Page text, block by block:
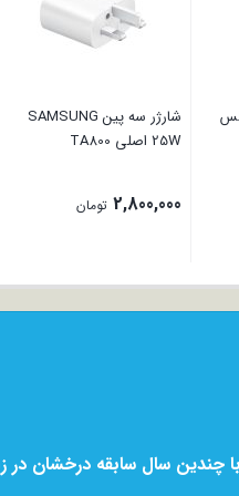
شارژر سه پین SAMSUNG
25W اصلی TA800
2,800,000 تومان
با چندین سال سابقه درخشان